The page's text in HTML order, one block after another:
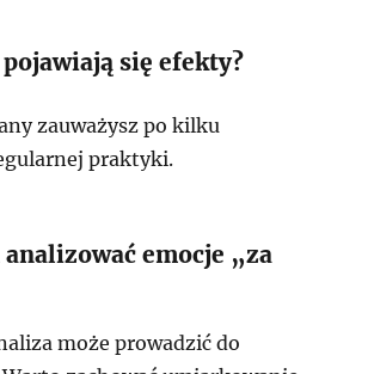
się efekty?
zauważysz po kilku
praktyki.
analizować emocje „za
może prowadzić do